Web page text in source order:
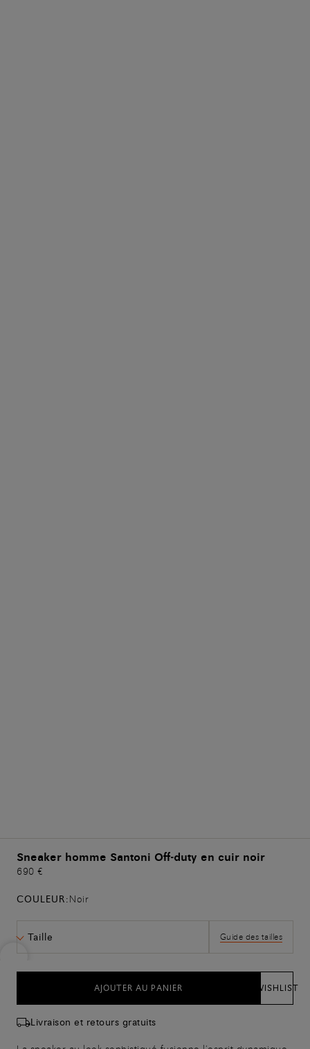
Sneaker homme Santoni Off-duty en cuir noir
690 €
COULEUR:Noir
Taille Guide des tailles
AJOUTER AU PANIER WISHLIST
Livraison et retours gratuits